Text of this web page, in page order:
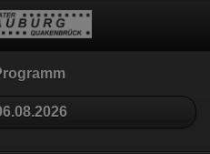
Cookie Einstellungen